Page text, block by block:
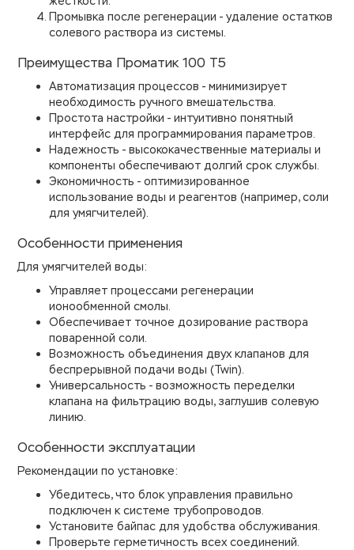
Промывка после регенерации - удаление остатков
солевого раствора из системы.
Преимущества Проматик 100 Т5
Автоматизация процессов - минимизирует
необходимость ручного вмешательства.
Простота настройки - интуитивно понятный
интерфейс для программирования параметров.
Надежность - высококачественные материалы и
компоненты обеспечивают долгий срок службы.
Экономичность - оптимизированное
использование воды и реагентов (например, соли
для умягчителей).
Особенности применения
Для умягчителей воды:
Управляет процессами регенерации
ионообменной смолы.
Обеспечивает точное дозирование раствора
поваренной соли.
Возможность объединения двух клапанов для
беспрерывной подачи воды (Twin).
Универсальность - возможность переделки
клапана на фильтрацию воды, заглушив солевую
линию.
Особенности эксплуатации
Рекомендации по установке:
Убедитесь, что блок управления правильно
подключен к системе трубопроводов.
Установите байпас для удобства обслуживания.
Проверьте герметичность всех соединений.